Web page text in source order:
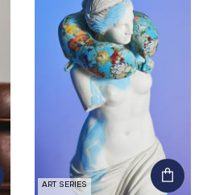
ART SERIES